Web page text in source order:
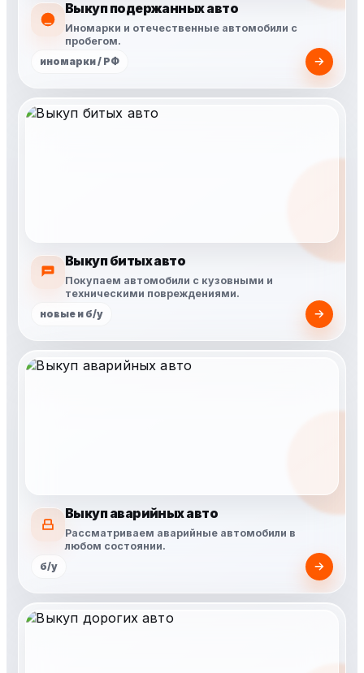
Выкуп подержанных авто
Иномарки и отечественные автомобили с
пробегом.
иномарки / РФ
Выкуп битых авто
Покупаем автомобили с кузовными и
техническими повреждениями.
новые и б/у
Выкуп аварийных авто
Рассматриваем аварийные автомобили в
любом состоянии.
б/у